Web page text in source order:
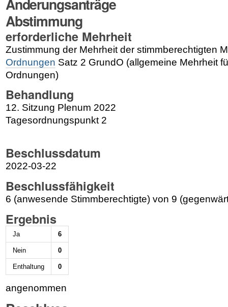
Abstimmung
erforderliche Mehrheit
Zustimmung der Mehrheit der stimmberechtigten
Ordnungen Satz 2 GrundO (allgemeine Mehrheit
Ordnungen)
Behandlung
12. Sitzung Plenum 2022
Tagesordnungspunkt 2
Beschlussdatum
2022-03-22
Beschlussfähigkeit
6 (anwesende Stimmberechtigte) von 9
Ergebnis
Ja 6
Nein 0
Enthaltung 0
angenommen